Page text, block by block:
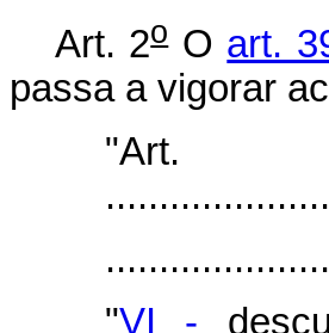
Art. 2oO art.
passa a vigorar
"VI -